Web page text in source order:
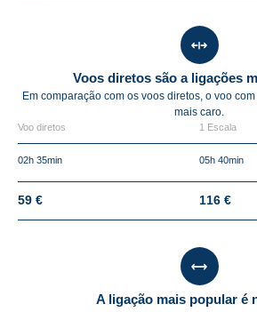
Voos diretos são a ligações
Em comparação com os voos diretos, o voo
mais caro.
Voo diretos 1 Escala
02h 35min 05h 40min
59 € 116 €
A ligação mais popular é